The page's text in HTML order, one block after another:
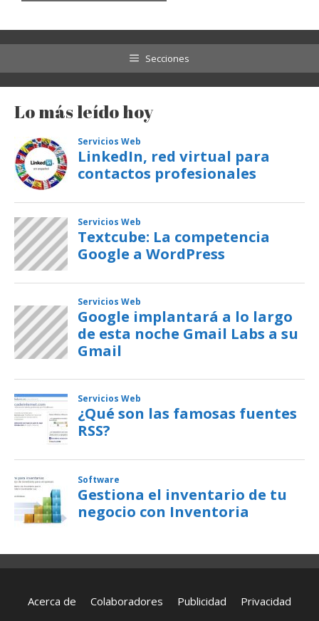
Secciones
Lo más leído hoy
Acerca de Colaboradores Publicidad
Privacidad